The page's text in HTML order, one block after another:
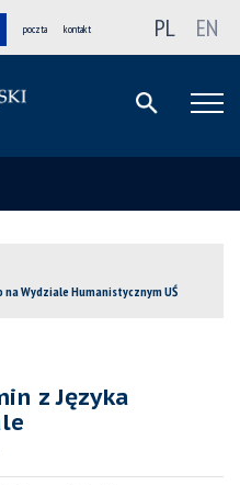
poczta kontakt PL EN
na Wydziale Humanistycznym UŚ
z Języka